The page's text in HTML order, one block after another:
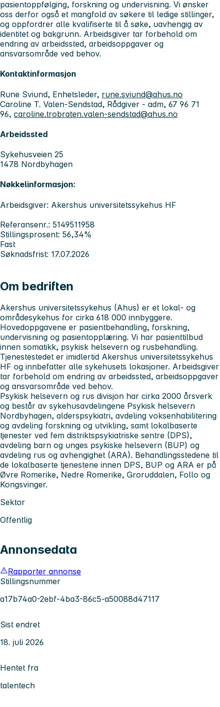
pasientoppfølging, forskning og undervisning. Vi ønsker
oss derfor også et mangfold av søkere til ledige stillinger,
og oppfordrer alle kvalifiserte til å søke, uavhengig av
identitet og bakgrunn. Arbeidsgiver tar forbehold om
endring av arbeidssted, arbeidsoppgaver og
ansvarsområde ved behov.
Kontaktinformasjon
Rune Sviund, Enhetsleder, rune.sviund@ahus.no
Caroline T. Valen-Sendstad, Rådgiver - adm, 67 96 71
96, caroline.trobraten.valen-sendstad@ahus.no
Arbeidssted
Sykehusveien 25
1478 Nordbyhagen
Nøkkelinformasjon:
Arbeidsgiver: Akershus universitetssykehus HF
Referansenr.: 5149511958
Stillingsprosent: 56,34%
Fast
Søknadsfrist: 17.07.2026
Om bedriften
Akershus universitetssykehus (Ahus) er et lokal- og
områdesykehus for cirka 618 000 innbyggere.
Hovedoppgavene er pasientbehandling, forskning,
undervisning og pasientopplæring. Vi har pasienttilbud
innen somatikk, psykisk helsevern og rusbehandling.
Tjenestestedet er imidlertid Akershus universitetssykehus
HF og innbefatter alle sykehusets lokasjoner. Arbeidsgiver
tar forbehold om endring av arbeidssted, arbeidsoppgaver
og ansvarsområde ved behov.
Psykisk helsevern og rus divisjon har cirka 2000 årsverk
og består av sykehusavdelingene Psykisk helsevern
Nordbyhagen, alderspsykiatri, avdeling voksenhabilitering
og avdeling forskning og utvikling, samt lokalbaserte
tjenester ved fem distriktspsykiatriske sentre (DPS),
avdeling barn og unges psykiske helsevern (BUP) og
avdeling rus og avhengighet (ARA). Behandlingsstedene til
de lokalbaserte tjenestene innen DPS, BUP og ARA er på
Øvre Romerike, Nedre Romerike, Groruddalen, Follo og
Kongsvinger.
Sektor
Offentlig
Annonsedata
Rapporter annonse
Stillingsnummer
a17b74a0-2ebf-4ba3-86c5-a50088d47117
Sist endret
18. juli 2026
Hentet fra
talentech